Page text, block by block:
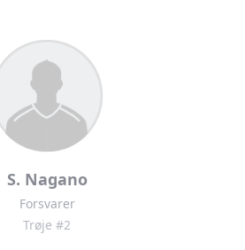
S. Nagano
Forsvarer
Trøje #2